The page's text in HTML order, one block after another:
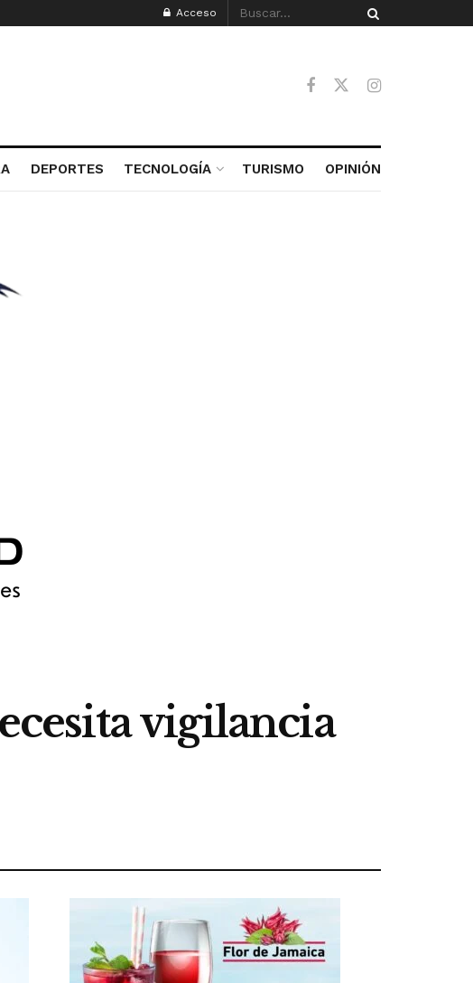
Acceso
DEPORTES TECNOLOGÍA TURISMO OPINIÓN
vigilancia